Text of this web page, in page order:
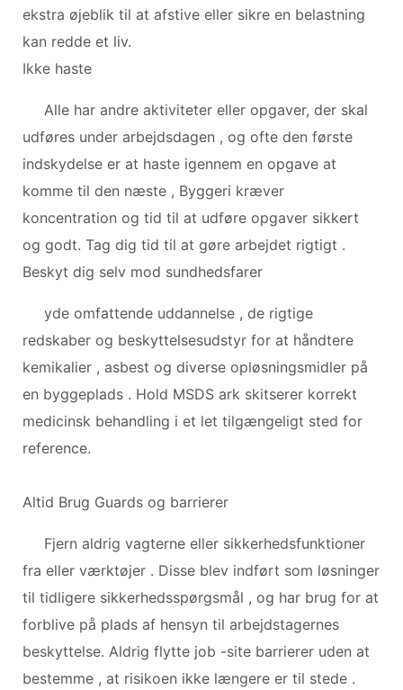
ekstra øjeblik til at afstive eller sikre en belastning
kan redde et liv.
Ikke haste
Alle har andre aktiviteter eller opgaver, der skal
udføres under arbejdsdagen , og ofte den første
indskydelse er at haste igennem en opgave at
komme til den næste , Byggeri kræver
koncentration og tid til at udføre opgaver sikkert
og godt. Tag dig tid til at gøre arbejdet rigtigt .
Beskyt dig selv mod sundhedsfarer
yde omfattende uddannelse , de rigtige
redskaber og beskyttelsesudstyr for at håndtere
kemikalier , asbest og diverse opløsningsmidler på
en byggeplads . Hold MSDS ark skitserer korrekt
medicinsk behandling i et let tilgængeligt sted for
reference.
Altid Brug Guards og barrierer
Fjern aldrig vagterne eller sikkerhedsfunktioner
fra eller værktøjer . Disse blev indført som løsninger
til tidligere sikkerhedsspørgsmål , og har brug for at
forblive på plads af hensyn til arbejdstagernes
beskyttelse. Aldrig flytte job -site barrierer uden at
bestemme , at risikoen ikke længere er til stede .